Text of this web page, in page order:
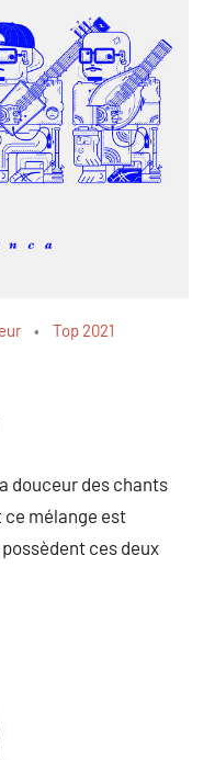
Top 2021
douceur des chants
ce mélange est
ces deux